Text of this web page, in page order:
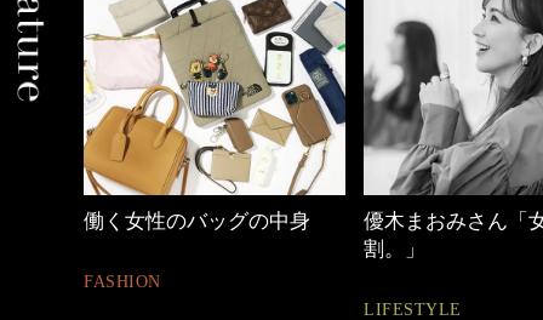
優木まおみさん「女の時間
【ワーママのきれ
ュアル通勤】
FASHION